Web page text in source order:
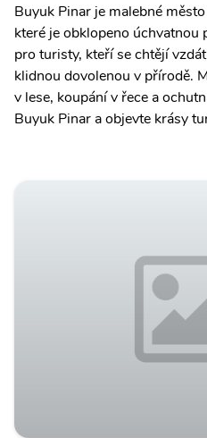
Buyuk Pinar je malebné
které je obklopeno úchvatnou
pro turisty, kteří se chtějí
klidnou dovolenou v přírodě.
v lese, koupání v řece a
Buyuk Pinar a objevte krásy